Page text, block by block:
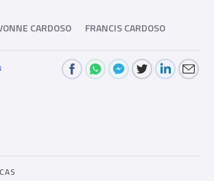
CARDOSO FRANCIS CARDOSO